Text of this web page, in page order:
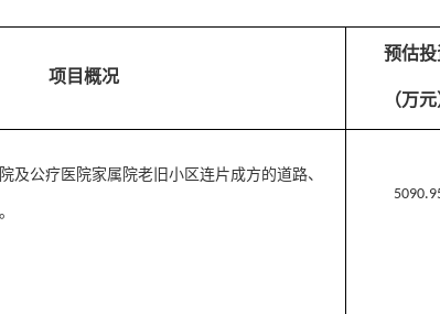
项目概况
预估投
（万元
及公疗医院家属院老旧小区连片成方的道路、